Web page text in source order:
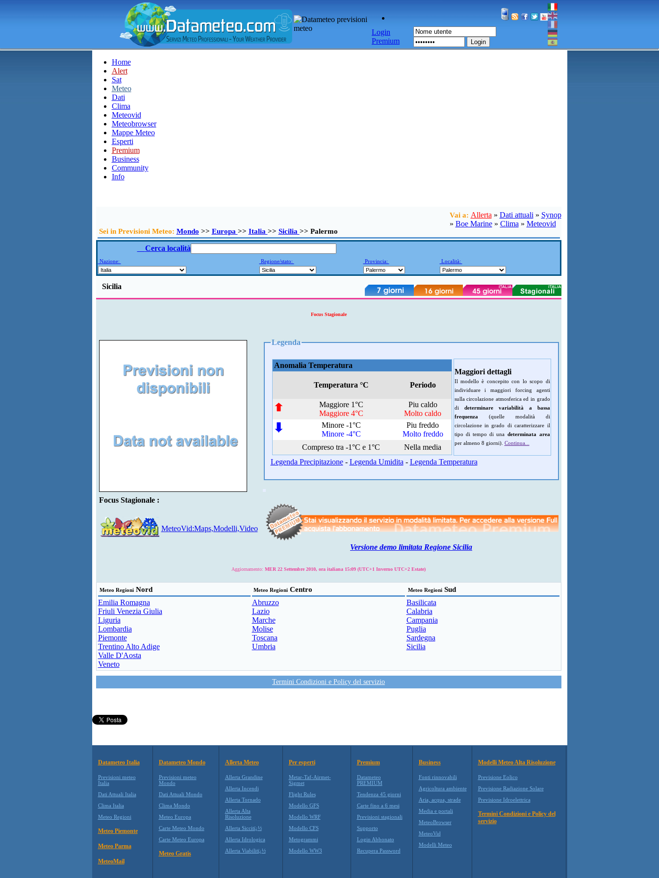
Login
Premium
Login
Home
Alert
Sat
Meteo
Dati
Clima
Meteovid
Meteobrowser
Mappe Meteo
Esperti
Premium
Business
Community
Info
Vai a: Allerta » Dati attuali » Synop
» Boe Marine» Clima » Meteovid
Sei in Previsioni Meteo: Mondo >> Europa >> Italia >> Sicilia >> Palermo
Cerca località
Nazione: Regione/stato: Provincia: Località:
Sicilia
Focus Stagionale
Focus Stagionale :
MeteoVid:Maps,Modelli,Video
Legenda
Anomalia Temperatura
Temperatura °C Periodo
Maggiore 1°C
Maggiore 4°C
Piu caldo
Molto caldo
Minore -1°C
Minore -4°C
Piu freddo
Molto freddo
Compreso tra -1°C e 1°C
Nella media
Maggiori dettagli
Il modello è concepito con lo scopo di
individuare i maggiori forcing agenti
sulla circolazione atmosferica ed in grado
di determinare variabilità a bassa
frequenza
circolazione in grado di caratterizzare il
tipo di tempo di una determinata area
per almeno 8 giorni). Continua...
Legenda Precipitazione- Legenda Umidita - Legenda Temperatura
Versione demo limitata Regione Sicilia
Aggiornamento: MER 22 Settembre 2010, ora italiana 15:09 (UTC+1 Inverno UTC+2 Estate)
Meteo RegioniNord Meteo RegioniCentro Meteo RegioniSud
Emilia Romagna
Friuli Venezia Giulia
Liguria
Lombardia
Piemonte
Trentino Alto Adige
Valle D'Aosta
Veneto
Abruzzo
Lazio
Marche
Molise
Toscana
Umbria
Basilicata
Calabria
Campania
Puglia
Sardegna
Sicilia
Termini Condizioni e Policy del servizio
Datameteo Italia
Previsioni meteo
Italia
Dati Attuali Italia
Clima Italia
Meteo Regioni
Meteo Piemonte
Meteo Parma
MeteoMail
Datameteo Mondo
Previsioni meteo
Mondo
Dati Attuali Mondo
Clima Mondo
Meteo Europa
Carte Meteo Mondo
Carte Meteo Europa
Meteo Gratis
Allerta Meteo
Allerta Grandine
Allerta Incendi
Allerta Tornado
Allerta Alta
Risoluzione
Allerta Siccitï¿½
Allerta Idrologica
Allerta Viabilitï¿½
Per esperti
Metar-Taf-Airmet-
Sigmet
Flight Rules
Modello GFS
Modello WRF
Modello CFS
Metogrammi
Modello WW3
Premium
Datameteo
PREMIUM
Tendenza 45 giorni
Carte fino a 6 mesi
Previsioni stagionali
Supporto
Login Abbonato
Recupera Password
Business
Fonti rinnovabili
Agricoltura ambiente
Aria, acqua, strade
Media e portali
MeteoBrowser
MeteoVid
Modelli Meteo
Modelli Meteo Alta Risoluzione
Previsione Eolico
Previsione Radiazione Solare
Previsione Idroelettrica
Termini Condizioni e Policy del
servizio